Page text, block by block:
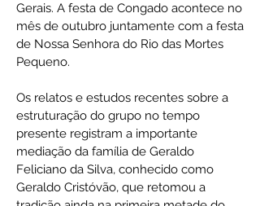
Gerais. A festa de Congado acontece no
mês de outubro juntamente com a festa
de Nossa Senhora do Rio das Mortes
Pequeno.
Os relatos e estudos recentes sobre a
estruturação do grupo no tempo
presente registram a importante
mediação da família de Geraldo
Feliciano da Silva, conhecido como
Geraldo Cristóvão, que retomou a